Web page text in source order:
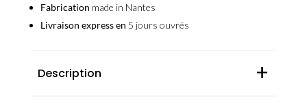
Fabrication made in Nantes
Livraison express en 5 jours ouvrés
Description +